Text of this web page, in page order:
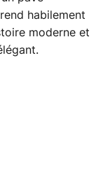
habilement
moderne et